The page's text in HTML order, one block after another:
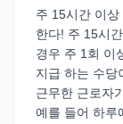
주 15시간 이
한다! 주 15시
경우 주 1회 이
지급 하는 수당
근무한 근로자
예를 들어 하루